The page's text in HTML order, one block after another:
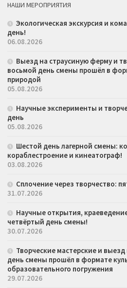
НАШИ МЕРОПРИЯТИЯ
Экологическая экскурсия и
день!
06.08.2026
Выезд на страусиную ферму и
восьмой день смены прошёл в
природой
05.08.2026
Научные эксперименты и
день
05.08.2026
Шестой день лагерной смены:
кораблестроение и кинеатограф!
03.08.2026
Сплочение через творчество:
31.07.2026
Научные открытия,
четвёртый день смены!
30.07.2026
Творческие мастерские и выезд
день смены прошёл в формате
образовательного погружения
29.07.2026